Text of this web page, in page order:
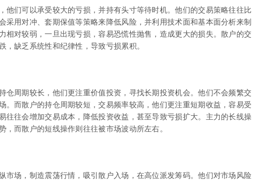
他们可以承受较大的亏损，并持有头寸等待时机。他们的交易策略往往比
采用对冲、套期保值等策略来降低风险，并利用技术面和基本面分析来制
相对较弱，一旦出现亏损，容易恐慌性抛售，造成更大的损失。散户的交
缺乏系统性和纪律性，导致亏损累积。
仓周期较长，他们更注重价值投资，寻找长期投资机会。他们不会频繁交
。而散户的持仓周期较短，交易频率较高，他们更注重短期收益，容易受
往往会增加交易成本，降低投资收益，甚至导致亏损扩大。主力的长线操
而散户的短线操作则往往被市场波动所左右。
市场，制造震荡行情，吸引散户入场，在高位派发筹码。他们对市场风险